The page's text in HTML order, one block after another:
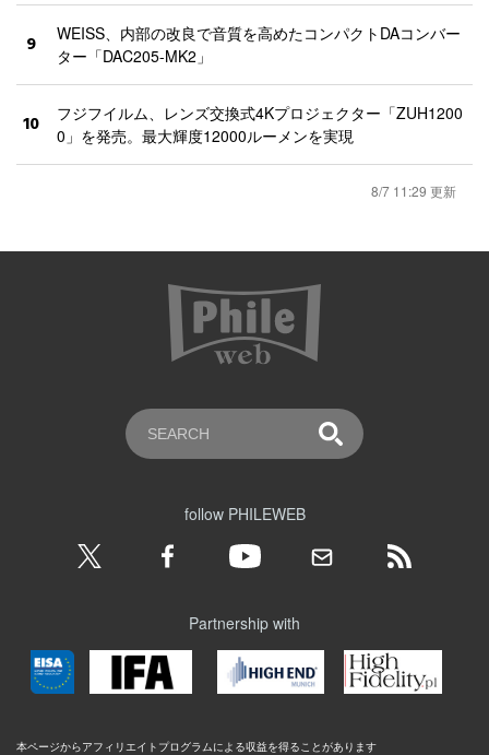
9
WEISS、内部の改良で音質を高めたコンパクトDAコンバー
ター「DAC205-MK2」
10
フジフイルム、レンズ交換式4Kプロジェクター「ZUH1200
0」を発売。最大輝度12000ルーメンを実現
8/7 11:29 更新
follow PHILEWEB
Partnership with
本ページからアフィリエイトプログラムによる収益を得ることがあります